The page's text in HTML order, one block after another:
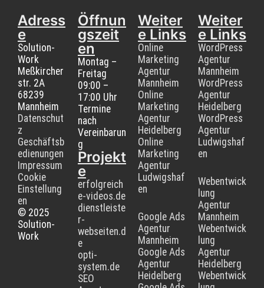
Adress
e
Solution-
Work
Meßkircher
str. 2A
68239
Mannheim
Datenschut
z
Geschäftsb
edienungen
Impressum
Cookie
Einstellung
en
© 2025
Solution-
Work
Öffnun
gszeit
en
Montag –
Freitag
09:00 –
17:00 Uhr
Termine
nach
Vereinbarun
g
Projekt
e
erfolgreich
e-videos.de
dienstleiste
r-
webseiten.d
e
opti-
system.de
SEO
Weiter
e Links
Online
Marketing
Agentur
Mannheim
Online
Marketing
Agentur
Heidelberg
Online
Marketing
Agentur
Ludwigshaf
en
Google Ads
Agentur
Mannheim
Google Ads
Agentur
Heidelberg
Weiter
e Links
WordPress
Agentur
Mannheim
WordPress
Agentur
Heidelberg
WordPress
Agentur
Ludwigshaf
en
Webentwick
lung
Agentur
Mannheim
Webentwick
lung
Agentur
Heidelberg
Webentwick